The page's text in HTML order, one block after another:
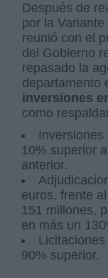
Después de
por la
reunió con el
del Gobierno
repasado la
departamento
inversiones
como
10% superior
anterior.
euros, frente
151 millones,
en más un
90% superior.